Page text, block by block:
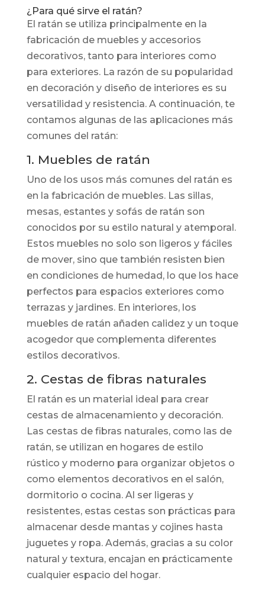
¿Para qué sirve el ratán?
El ratán se utiliza principalmente en la
fabricación de muebles y accesorios
decorativos, tanto para interiores como
para exteriores. La razón de su popularidad
en decoración y diseño de interiores es su
versatilidad y resistencia. A continuación, te
contamos algunas de las aplicaciones más
comunes del ratán:
1. Muebles de ratán
Uno de los usos más comunes del ratán es
en la fabricación de muebles. Las sillas,
mesas, estantes y sofás de ratán son
conocidos por su estilo natural y atemporal.
Estos muebles no solo son ligeros y fáciles
de mover, sino que también resisten bien
en condiciones de humedad, lo que los hace
perfectos para espacios exteriores como
terrazas y jardines. En interiores, los
muebles de ratán añaden calidez y un toque
acogedor que complementa diferentes
estilos decorativos.
2. Cestas de fibras naturales
El ratán es un material ideal para crear
cestas de almacenamiento y decoración.
Las cestas de fibras naturales, como las de
ratán, se utilizan en hogares de estilo
rústico y moderno para organizar objetos o
como elementos decorativos en el salón,
dormitorio o cocina. Al ser ligeras y
resistentes, estas cestas son prácticas para
almacenar desde mantas y cojines hasta
juguetes y ropa. Además, gracias a su color
natural y textura, encajan en prácticamente
cualquier espacio del hogar.